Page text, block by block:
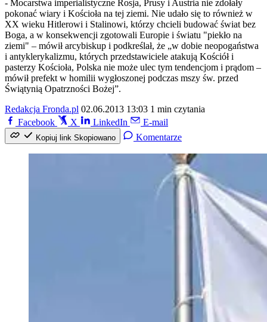
- Mocarstwa imperialistyczne Rosja, Prusy i Austria nie zdołały
pokonać wiary i Kościoła na tej ziemi. Nie udało się to również w
XX wieku Hitlerowi i Stalinowi, którzy chcieli budować świat bez
Boga, a w konsekwencji zgotowali Europie i światu "piekło na
ziemi" – mówił arcybiskup i podkreślał, że „w dobie neopogaństwa
i antyklerykalizmu, których przedstawiciele atakują Kościół i
pasterzy Kościoła, Polska nie może ulec tym tendencjom i prądom –
mówił prefekt w homilii wygłoszonej podczas mszy św. przed
Świątynią Opatrzności Bożej”.
Redakcja Fronda.pl 02.06.2013 13:03 1 min czytania
Facebook
X LinkedIn E-mail
Kopiuj link Skopiowano Komentarze